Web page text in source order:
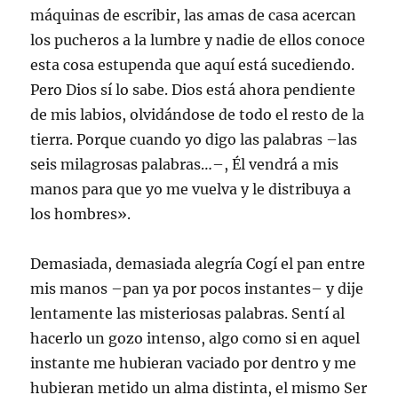
máquinas de escribir, las amas de casa acercan
los pucheros a la lumbre y nadie de ellos conoce
esta cosa estupenda que aquí está sucediendo.
Pero Dios sí lo sabe. Dios está ahora pendiente
de mis labios, olvidándose de todo el resto de la
tierra. Porque cuando yo digo las palabras –las
seis milagrosas palabras…–, Él vendrá a mis
manos para que yo me vuelva y le distribuya a
los hombres».
Demasiada, demasiada alegría Cogí el pan entre
mis manos –pan ya por pocos instantes– y dije
lentamente las misteriosas palabras. Sentí al
hacerlo un gozo intenso, algo como si en aquel
instante me hubieran vaciado por dentro y me
hubieran metido un alma distinta, el mismo Ser